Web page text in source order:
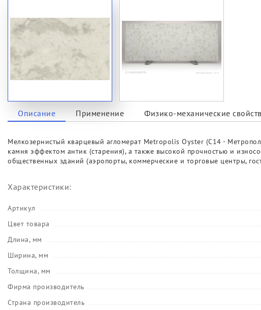
Описание Применение Физико-механические
Мелкозернистый кварцевый агломерат Metropolis Oyster (C14 -
камня эффектом антик (старения), а также высокой прочностью и
общественных зданий (аэропорты, коммерческие и торговые центры,
Характеристики:
Артикул
Цвет товара
Длина, мм
Ширина, мм
Толщина, мм
Фирма производитель
Страна производитель